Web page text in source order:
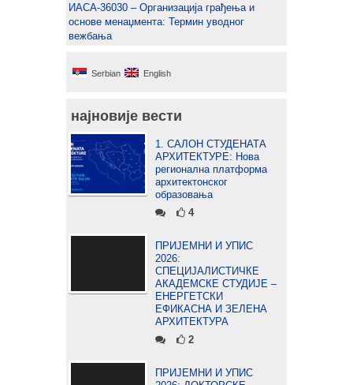
ИАСА-36030 – Организација грађења и
основе менаџмента: Термин уводног
вежбања
Serbian English
најновије вести
1. САЛОН СТУДЕНАТА
АРХИТЕКТУРЕ: Нова
регионална платформа
архитектонског
образовања
4
ПРИЈЕМНИ И УПИС
2026:
СПЕЦИЈАЛИСТИЧКЕ
АКАДЕМСКЕ СТУДИЈЕ –
ЕНЕРГЕТСКИ
ЕФИКАСНА И ЗЕЛЕНА
АРХИТЕКТУРА
2
ПРИЈЕМНИ И УПИС